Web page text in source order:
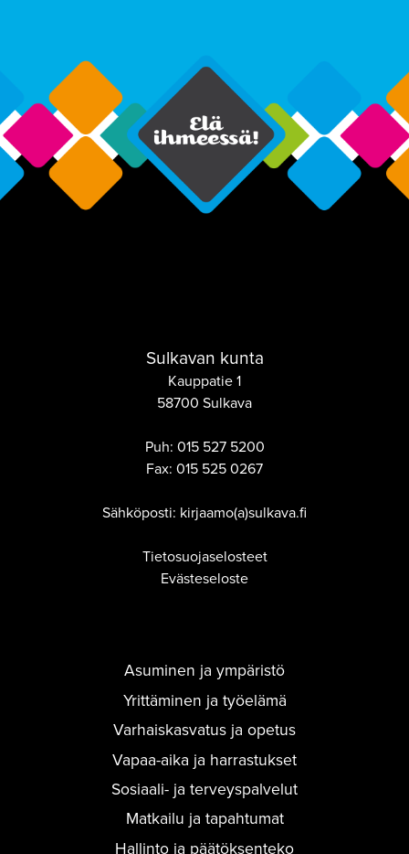
Sulkavan kunta
Kauppatie 1
58700 Sulkava
Puh: 015 527 5200
Fax: 015 525 0267
Sähköposti: kirjaamo(a)sulkava.fi
Tietosuojaselosteet
Evästeseloste
Asuminen ja ympäristö
Yrittäminen ja työelämä
Varhaiskasvatus ja opetus
Vapaa-aika ja harrastukset
Sosiaali- ja terveyspalvelut
Matkailu ja tapahtumat
Hallinto ja päätöksenteko